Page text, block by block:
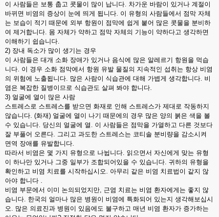
이 사람들은 보통 춥고 콧물이 많이 납니다. 차가운 바람이 있거나 계절이
바뀌면 비염의 증상이 눈에 띄게 됩니다. 이 유형의 사람들에서 점막 자체
는 보습이 적기 때문에 외부 항원이 점막에 쉽게 붙어 많은 콧물을 분비하
여 제거합니다. 몸 자체가 약하고 점막 자체의 기능이 약하다고 생각하면
이해하기 쉽습니다.
2) 장내 독소가 많이 생기는 경우
이 사람들은 대개 소화 장애가 있거나 음식에 많은 알레르기 항원을 먹습
니다. 이 경우 소화 점막에서 항원 유발 물질의 지속적인 섭취는 항상 비염
의 위험에 노출됩니다. 많은 사람이 식습관에 대해 가볍게 생각합니다. 비
염은 복잡한 질병이므로 식습관도 살펴 봐야 합니다.
3) 얼굴에 열이 많은 사람
스트레스로 스트레스를 받으면 화재로 인해 스트레스가 제대로 작동하지
않습니다. (화재) 얼굴에 열이 나기 때문에의 경우 많은 양의 붉은 색을 볼
수 있습니다. 당신의 얼굴에 열. 이 사람들은 점막을 가열하고 다른 것보다
잘 부풀어 오른다. 그리고 과도한 스트레스는 코티솔 분비량을 감소시켜
면역 장애를 유발합니다.
따라서 비염은 몇 가지 유형으로 나뉩니다. 읽으면서 자신에게 맞는 유형
이 하나만 있거나 그중 일부가 조합되어있을 수 있습니다. 귀하의 유형을
확인하고 비염 치료를 시작하십시오. 아무리 같은 비염 치료법이 같지 않
아야 합니다 .
비염 부문에서 이미 논의되었지만, 근염 치료는 비염 환자에게는 좋지 않
습니다. 한국의 얼마나 많은 병원이 비염에 특화되어 있는지 생각해보십시
오. 많은 의료진과 병원이 있음에도 불구하고 매년 비염 환자가 증가하는